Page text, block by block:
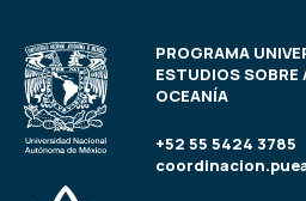
PROGRAMA
ESTUDIOS SOBRE
OCEANÍA
+52 55 5424 3785